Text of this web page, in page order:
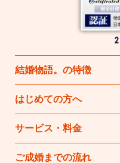
結婚物語。 の特徴
はじめての方へ
サービス・料金
ご成婚までの流れ